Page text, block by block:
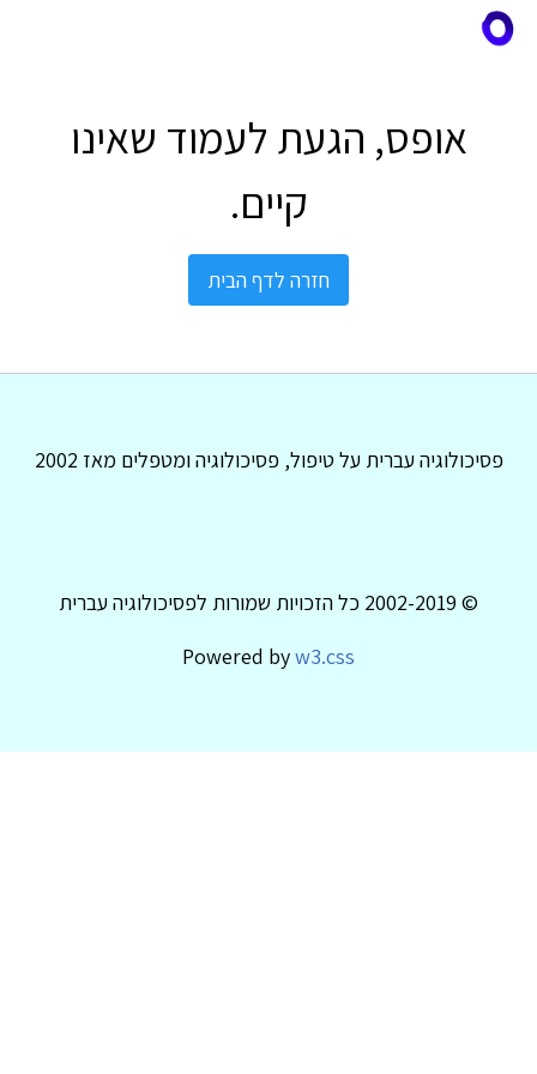
אופס, הגעת לעמוד שאינו
קיים.
חזרה לדף הבית
פסיכולוגיה עברית על טיפול, פסיכולוגיה ומטפלים מאז 2002
© 2002-2019 כל הזכויות שמורות לפסיכולוגיה עברית
Powered byw3.css